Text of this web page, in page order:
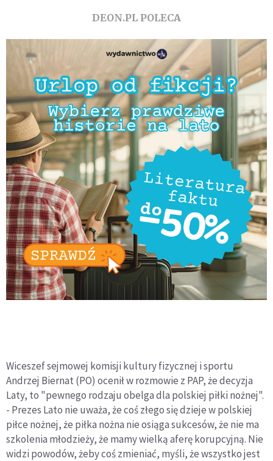
DEON.PL POLECA
Wiceszef sejmowej komisji kultury fizycznej i sportu
Andrzej Biernat (PO) ocenił w rozmowie z PAP, że decyzja
Laty, to "pewnego rodzaju obelga dla polskiej piłki nożnej".
- Prezes Lato nie uważa, że coś złego się dzieje w polskiej
piłce nożnej, że piłka nożna nie osiąga sukcesów, że nie ma
szkolenia młodzieży, że mamy wielką aferę korupcyjną. Nie
widzi powodów, żeby coś zmieniać, myśli, że wszystko jest